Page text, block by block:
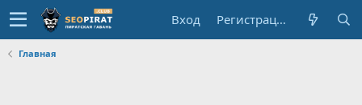
Вход Регистрация
Главная